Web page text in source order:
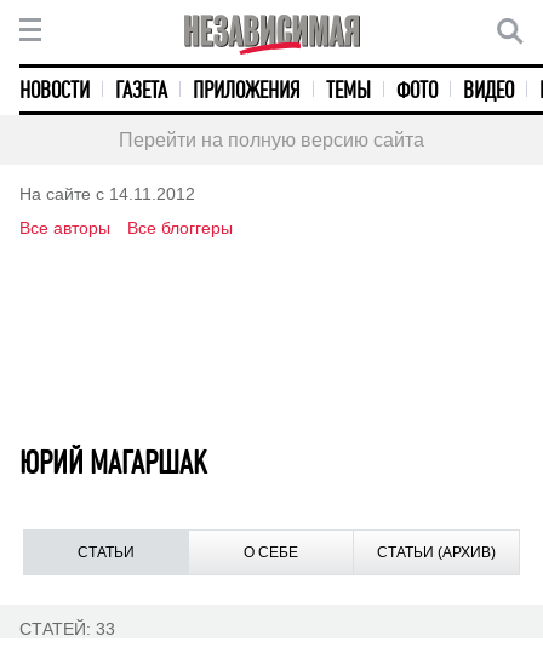
НОВОСТИ ГАЗЕТА ПРИЛОЖЕНИЯ ТЕМЫ ФОТО ВИДЕО
Перейти на полную версию сайта
На сайте с 14.11.2012
Все авторы
Все блоггеры
ЮРИЙ МАГАРШАК
СТАТЬИ О СЕБЕ СТАТЬИ (АРХИВ)
СТАТЕЙ: 33